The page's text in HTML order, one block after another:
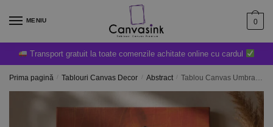
MENIU 0
Transport gratuit la toate comenzile achitate online cu cardul
Prima pagină / Tablouri Canvas Decor / Abstract / Tablou Canvas Umbra Soarelui -Diferite Dimensiuni